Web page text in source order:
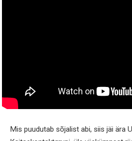
Mis puudutab sõjalist abi, siis jäi ära